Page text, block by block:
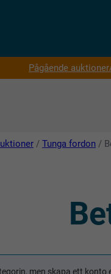
Pågående auktioner
/Tunga fordon /
men skapa ett